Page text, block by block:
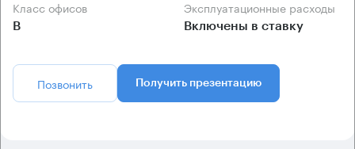
Класс офисов
B
Эксплуатационные расходы
Включены в ставку
Позвонить Получить презентацию